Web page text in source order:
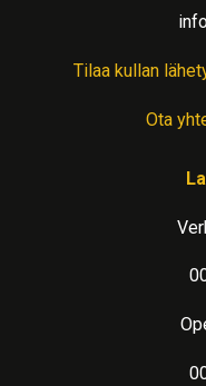
Tilaa kullan
Ota